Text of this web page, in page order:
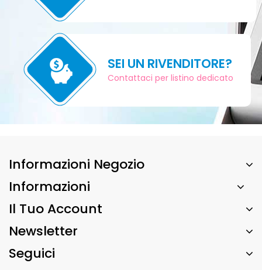
SEI UN RIVENDITORE?
Contattaci per listino dedicato
Informazioni Negozio
Informazioni
Il Tuo Account
Newsletter
Seguici